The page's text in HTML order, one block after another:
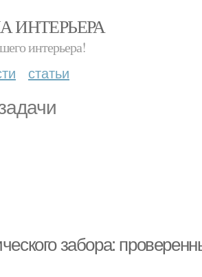
ИНТЕРЬЕРА
интерьера!
статьи
забора: